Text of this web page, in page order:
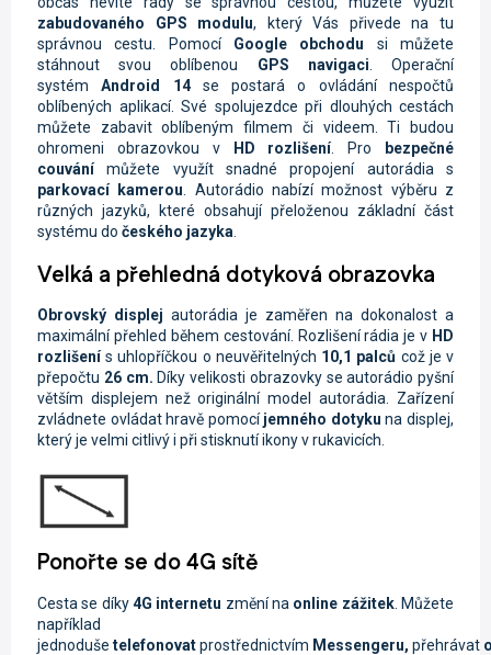
zabudovaného GPS modulu, který Vás přivede na tu
správnou cestu. Pomocí Google obchodu si můžete
stáhnout svou oblíbenou GPS navigaci . Operační
systémAndroid 14se postará o ovládání nespočtů
oblíbených aplikací. Své spolujezdce při dlouhých cestách
můžete zabavit oblíbeným filmem či videem. Ti budou
ohromeni obrazovkou v
HD rozlišení. Pro
bezpečné
couvánímůžete využít snadné propojení autorádia s
parkovací kamerou
Autorádio nabízí možnost výběru z
různých jazyků, které obsahují přeloženou základní část
systému do českého jazyka
Velká a přehledná dotyková obrazovka
Obrovský displej autorádia je zaměřen na dokonalost a
maximální přehled během cestování. Rozlišení rádia je v HD
rozlišenís uhlopříčkou o neuvěřitelných 10,1 palců což je v
přepočtu 26 cm. Díky velikosti obrazovky se autorádio pyšní
větším displejem než originální model autorádia. Zařízení
zvládnete ovládat hravě pomocíjemného dotyku na displej,
který je velmi citlivý i při stisknutí ikony v rukavicích.
Ponořte se do 4G sítě
Cesta se díky 4G internetu změní na online zážitek. Můžete
například
jednoduše telefonovatprostřednictvím Messengeru, přehrávat